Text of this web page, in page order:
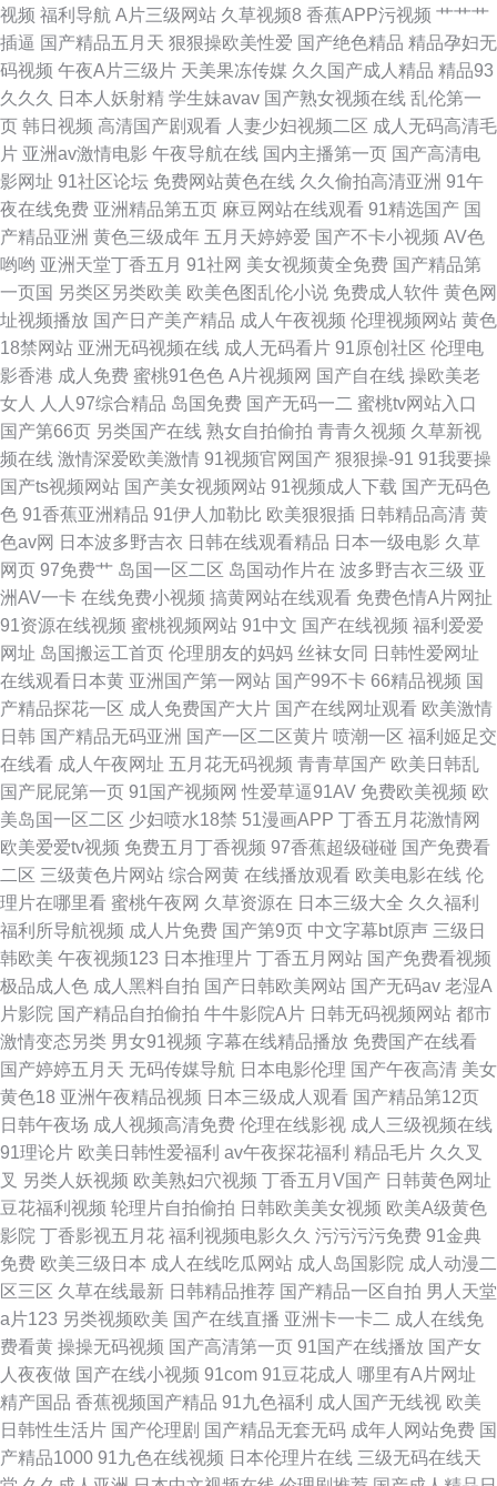
麻豆AV 亚洲伊人变态中文字幕 高清自慰成人 91精品在线观看国产 www情
色五月天 深爱婷婷婷网 91综合视频 欧美日韩人妻精品中字 91色女啪啪 玖玖
视频香蕉 91av网址导航大全 国产精品高潮久久 在线中文字幕网站日韩 国产
精品国产A片视屏 亚洲久久一本 东方AV亚洲性爱 亚州一本道色 啊v视频在线
观看 91豆花视频 九一视频色综合 91伦理聚合 欧美人妖网站 91九色熟女旧
板 黄色极品网站蓝莓视频 91大片在线播放 久久麻豆精品店 91黄色电影 久久
免费毛片 91黑丝在线视频 九热色色 91超碰天堂
视频 福利导航 A片三级网站 久草视频8 香蕉APP污视频 艹艹艹
插逼 国产精品五月天 狠狠操欧美性爱 国产绝色精品 精品孕妇无
码视频 午夜A片三级片 天美果冻传媒 久久国产成人精品 精品93
久久久
日本人妖射精 学生妹avav 国产熟女视频在线 乱伦第一
页 韩日视频 高清国产剧观看 人妻少妇视频二区 成人无码高清毛
片 亚洲av激情电影 午夜导航在线 国内主播第一页 国产高清电
影网址 91社区论坛 免费网站黄色在线 久久偷拍高清亚洲 91午
夜在线免费 亚洲精品第五页 麻豆网站在线观看 91精选国产 国
产精品亚洲 黄色三级成年 五月天婷婷爱 国产不卡小视频 AV色
哟哟 亚洲天堂丁香五月 91社网 美女视频黄全免费 国产精品第
一页国 另类区另类欧美 欧美色图乱伦小说 免费成人软件 黄色网
址视频播放 国产日产美产精品 成人午夜视频 伦理视频网站 黄色
18禁网站 亚洲无码视频在线 成人无码看片 91原创社区 伦理电
影香港 成人免费 蜜桃91色色 A片视频网 国产自在线 操欧美老
女人
人人97综合精品 岛国免费 国产无码一二 蜜桃tv网站入口
国产第66页 另类国产在线 熟女自拍偷拍 青青久视频 久草新视
频在线 激情深爱欧美激情 91视频官网国产 狠狠操-91 91我要操
国产ts视频网站 国产美女视频网站 91视频成人下载 国产无码色
色 91香蕉亚洲精品 91伊人加勒比 欧美狠狠插 日韩精品高清 黄
色av网 日本波多野吉衣 日韩在线观看精品 日本一级电影 久草
网页 97免费艹 岛国一区二区 岛国动作片在 波多野吉衣三级 亚
洲AV一卡 在线免费小视频 搞黄网站在线观看 免费色情A片网扯
91资源在线视频 蜜桃视频网站 91中文 国产在线视频 福利爱爱
网址 岛国搬运工首页 伦理朋友的妈妈 丝袜女同 日韩性爱网址
在线观看日本黄 亚洲国产第一网站 国产99不卡 66精品视频 国
产精品探花一区 成人免费国产大片 国产在线网址观看 欧美激情
日韩 国产精品无码亚洲 国产一区二区黄片 喷潮一区 福利姬足交
在线看 成人午夜网址 五月花无码视频 青青草国产 欧美日韩乱
国产屁屁第一页 91国产视频网 性爱草逼91AV 免费欧美视频 欧
美岛国一区二区 少妇喷水18禁 51漫画APP 丁香五月花激情网
欧美爱爱tv视频 免费五月丁香视频 97香蕉超级碰碰 国产免费看
二区 三级黄色片网站 综合网黄 在线播放观看 欧美电影在线 伦
理片在哪里看 蜜桃午夜网 久草资源在 日本三级大全 久久福利
福利所导航视频 成人片免费 国产第9页 中文字幕bt原声 三级日
韩欧美 午夜视频123 日本推理片 丁香五月网站 国产免费看视频
极品成人色 成人黑料自拍 国产日韩欧美网站 国产无码av 老湿A
片影院 国产精品自拍偷拍 牛牛影院A片 日韩无码视频网站 都市
激情变态另类 男女91视频 字幕在线精品播放 免费国产在线看
国产婷婷五月天 无码传媒导航 日本电影伦理 国产午夜高清 美女
黄色18 亚洲午夜精品视频 日本三级成人观看 国产精品第12页
日韩午夜场 成人视频高清免费 伦理在线影视 成人三级视频在线
91理论片 欧美日韩性爱福利 av午夜探花福利 精品毛片 久久叉
叉 另类人妖视频 欧美熟妇穴视频 丁香五月V国产 日韩黄色网址
豆花福利视频 轮理片自拍偷拍 日韩欧美美女视频 欧美A级黄色
影院 丁香影视五月花 福利视频电影久久 污污污污免费 91金典
免费 欧美三级日本 成人在线吃瓜网站 成人岛国影院 成人动漫二
区三区 久草在线最新 日韩精品推荐 国产精品一区自拍 男人天堂
a片123 另类视频欧美 国产在线直播 亚洲卡一卡二 成人在线免
费看黄 操操无码视频 国产高清第一页 91国产在线播放 国产女
人夜夜做 国产在线小视频 91com 91豆花成人 哪里有A片网址
精产国品 香蕉视频国产精品 91九色福利 成人国产无线视 欧美
日韩性生活片 国产伦理剧 国产精品无套无码 成年人网站免费 国
产精品1000 91九色在线视频 日本伦理片在线 三级无码在线天